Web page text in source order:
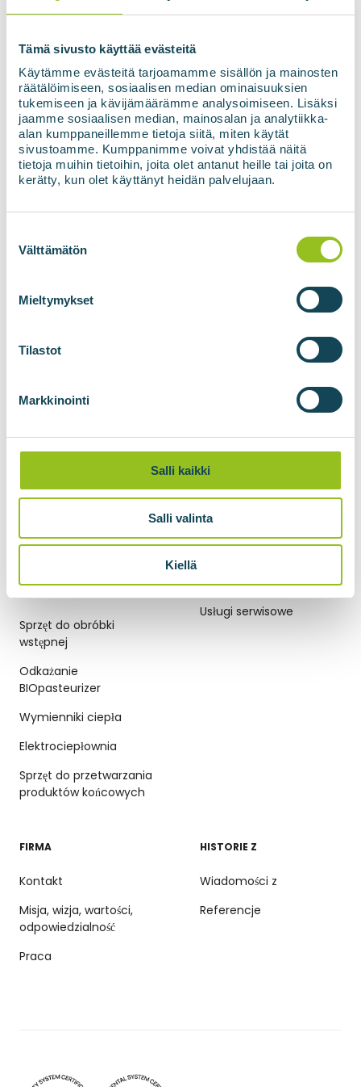
Tämä sivusto käyttää evästeitä
Käytämme evästeitä tarjoamamme sisällön ja mainosten
räätälöimiseen, sosiaalisen median ominaisuuksien
tukemiseen ja kävijämäärämme analysoimiseen. Lisäksi
jaamme sosiaalisen median, mainosalan ja analytiikka-
alan kumppaneillemme tietoja siitä, miten käytät
sivustoamme. Kumppanimme voivat yhdistää näitä
tietoja muihin tietoihin, joita olet antanut heille tai joita on
kerätty, kun olet käyttänyt heidän palvelujaan.
valinta
Välttämätön
Mieltymykset
Tilastot
Markkinointi
Salli kaikki
Salli valinta
Kiellä
Zgoda*
Wyrażam zgodę na wykorzystanie moich
Zapisz się do newslettera
Biogazownie
Przetwarzanie gazu
Iniekcja do sieci gazowej
Pojemniki do transportu
Skraplanie biometanu
BIOliquefier do skraplania
dwutlenku węgla
Sprzęt do obróbki
wstępnej
Odkażanie
BIOpasteurizer
Wymienniki ciepła
Elektrociepłownia
Sprzęt do przetwarzania
produktów końcowych
Usługi serwisowe
FIRMA
Kontakt
Misja, wizja, wartości,
odpowiedzialność
Praca
HISTORIE Z
Wiadomości z
Referencje